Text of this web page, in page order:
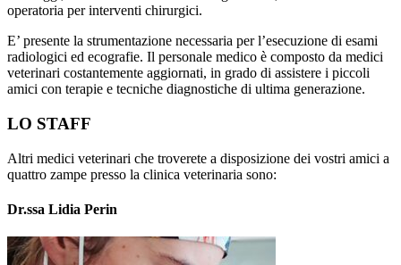
operatoria per interventi chirurgici.
E’ presente la strumentazione necessaria per l’esecuzione di esami
radiologici ed ecografie. Il personale medico è composto da medici
veterinari costantemente aggiornati, in grado di assistere i piccoli
amici con terapie e tecniche diagnostiche di ultima generazione.
LO STAFF
Altri medici veterinari che troverete a disposizione dei vostri amici a
quattro zampe presso la clinica veterinaria sono:
Dr.ssa Lidia Perin